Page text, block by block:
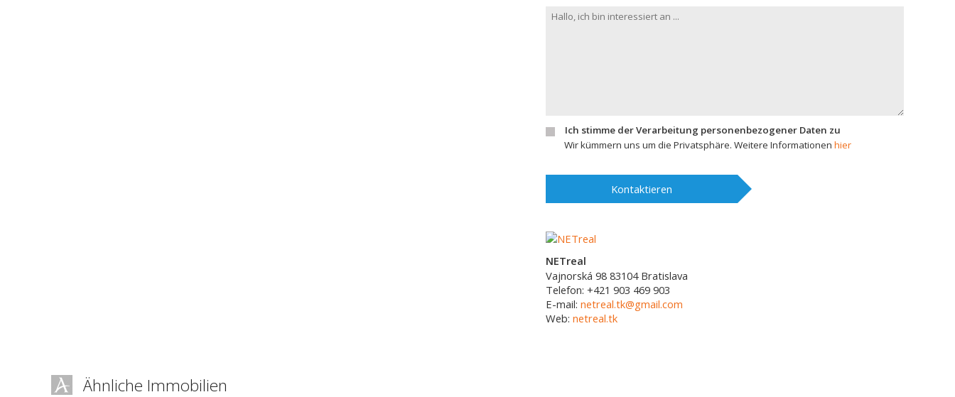
Ich stimme der Verarbeitung personenbezogener Daten zu
Wir kümmern uns um die Privatsphäre. Weitere Informationen hier
Kontaktieren
NETreal
Vajnorská 98 83104 Bratislava
Telefon: +421 903 469 903
E-mail: netreal.tk@gmail.com
Web: netreal.tk
Ähnliche Immobilien